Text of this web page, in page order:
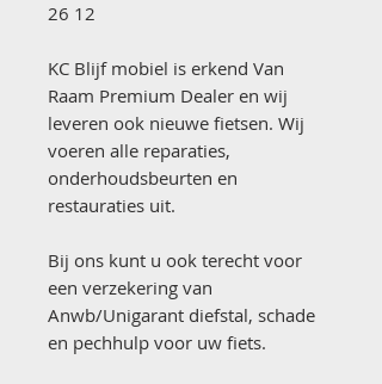
26 12
KC Blijf mobiel is erkend Van
Raam Premium Dealer en wij
leveren ook nieuwe fietsen. Wij
voeren alle reparaties,
onderhoudsbeurten en
restauraties uit.
Bij ons kunt u ook terecht voor
een verzekering van
Anwb/Unigarant diefstal, schade
en pechhulp voor uw fiets.